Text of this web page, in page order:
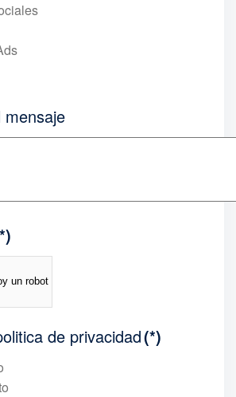
mensaje
un robot
de privacidad(*)